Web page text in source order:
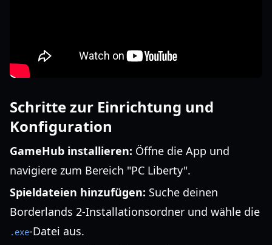
Schritte zur Einrichtung und
Konfiguration
GameHub installieren: Öffne die App und
navigiere zum Bereich "PC Liberty".
Spieldateien hinzufügen: Suche deinen
Borderlands 2-Installationsordner und wähle die
.exe-Datei aus.